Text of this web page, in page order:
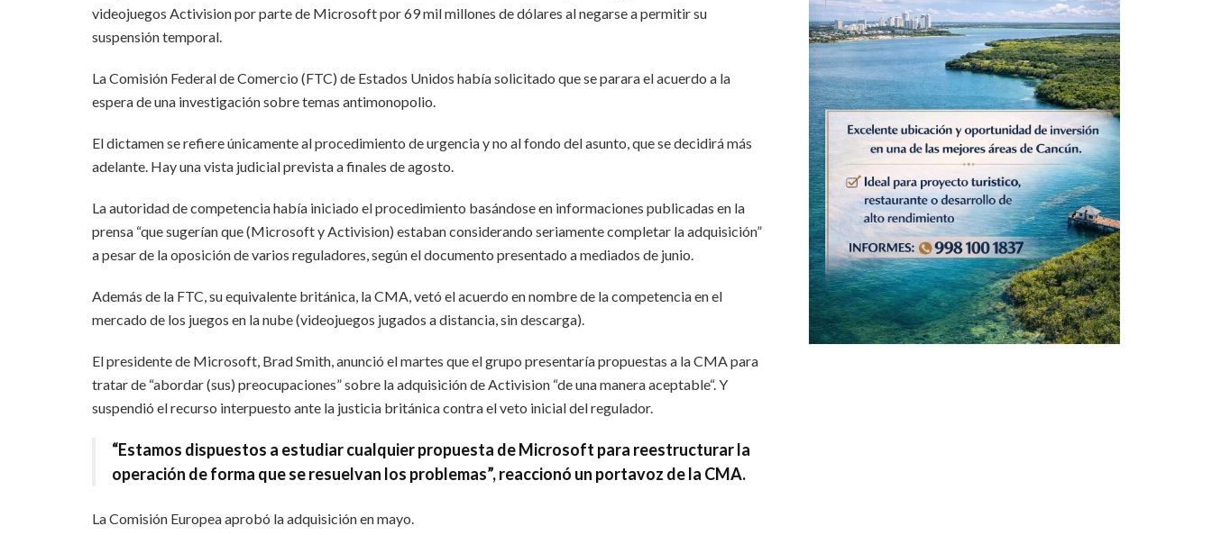
videojuegos Activision por parte de Microsoft por 69 mil millones de dólares al negarse a permitir su
suspensión temporal.
La Comisión Federal de Comercio (FTC) de Estados Unidos había solicitado que se parara el acuerdo a la
espera de una investigación sobre temas antimonopolio.
El dictamen se refiere únicamente al procedimiento de urgencia y no al fondo del asunto, que se decidirá más
adelante. Hay una vista judicial prevista a finales de agosto.
La autoridad de competencia había iniciado el procedimiento basándose en informaciones publicadas en la
prensa “que sugerían que (Microsoft y Activision) estaban considerando seriamente completar la adquisición”
a pesar de la oposición de varios reguladores, según el documento presentado a mediados de junio.
Además de la FTC, su equivalente británica, la CMA, vetó el acuerdo en nombre de la competencia en el
mercado de los juegos en la nube (videojuegos jugados a distancia, sin descarga).
El presidente de Microsoft, Brad Smith, anunció el martes que el grupo presentaría propuestas a la CMA para
tratar de “abordar (sus) preocupaciones” sobre la adquisición de Activision “de una manera aceptable“. Y
suspendió el recurso interpuesto ante la justicia británica contra el veto inicial del regulador.
“Estamos dispuestos a estudiar cualquier propuesta de Microsoft para reestructurar la
operación de forma que se resuelvan los problemas”, reaccionó un portavoz de la CMA.
La Comisión Europea aprobó la adquisición en mayo.